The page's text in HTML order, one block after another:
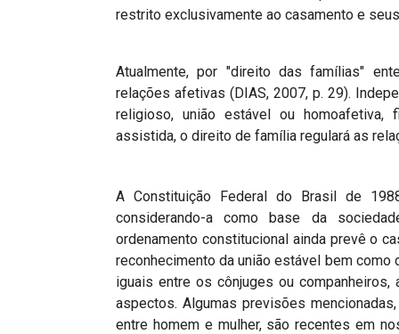
restrito exclusivamente ao casamento e
Atualmente, por "direito das famílias"
relações afetivas (DIAS, 2007, p. 29).
religioso, união estável ou homoafetiva,
assistida, o direito de família regulará as
A Constituição Federal do Brasil de
considerando-a como base da
ordenamento constitucional ainda prevê o
reconhecimento da união estável bem
iguais entre os cônjuges ou
aspectos. Algumas previsões
entre homem e mulher, são recentes em